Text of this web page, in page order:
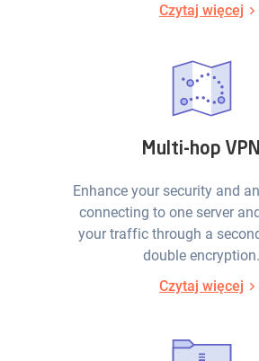
Czytaj więcej
Multi-hop VPN
Enhance your security and
connecting to one server
your traffic through a
double encryption.
Czytaj więcej